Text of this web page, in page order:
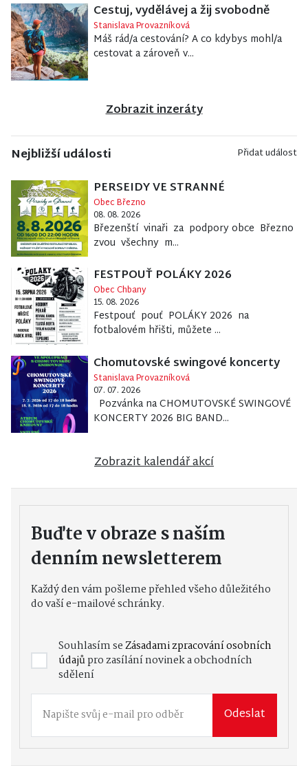
Cestuj, vydělávej a žij svobodně
Stanislava Provazníková
Máš rád/a cestování? A co kdybys mohl/a
cestovat a zároveň v...
Zobrazit inzeráty
Nejbližší události Přidat událost
PERSEIDY VE STRANNÉ
Obec Březno
08. 08. 2026
Březenští vinaři za podpory obce Březno
zvou všechny m...
FESTPOUŤ POLÁKY 2026
Obec Chbany
15. 08. 2026
Festpouť pouť POLÁKY 2026 na
fotbalovém hřišti, můžete ...
Chomutovské swingové koncerty
Stanislava Provazníková
07. 07. 2026
Pozvánka na CHOMUTOVSKÉ SWINGOVÉ
KONCERTY 2026 BIG BAND...
Zobrazit kalendář akcí
Buďte v obraze s naším
denním newsletterem
Každý den vám pošleme přehled všeho důležitého
do vaší e-mailové schránky.
Souhlasím seZásadami zpracování osobních
údajůpro zasílání novinek a obchodních
sdělení
Odeslat